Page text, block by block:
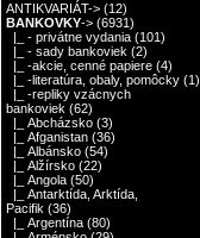
ANTIKVARIÁT-> (12)
BANKOVKY-> (6931)
|_ - privátne vydania (101)
|_ - sady bankoviek (2)
|_ -akcie, cenné papiere (4)
|_ -literatúra, obaly, pomôcky (1)
|_ -repliky vzácnych
bankoviek (62)
|_ Abcházsko (3)
|_ Afganistan (36)
|_ Albánsko (54)
|_ Alžírsko (22)
|_ Angola (50)
|_ Antarktída, Arktída,
Pacifik (36)
|_ Argentína (80)